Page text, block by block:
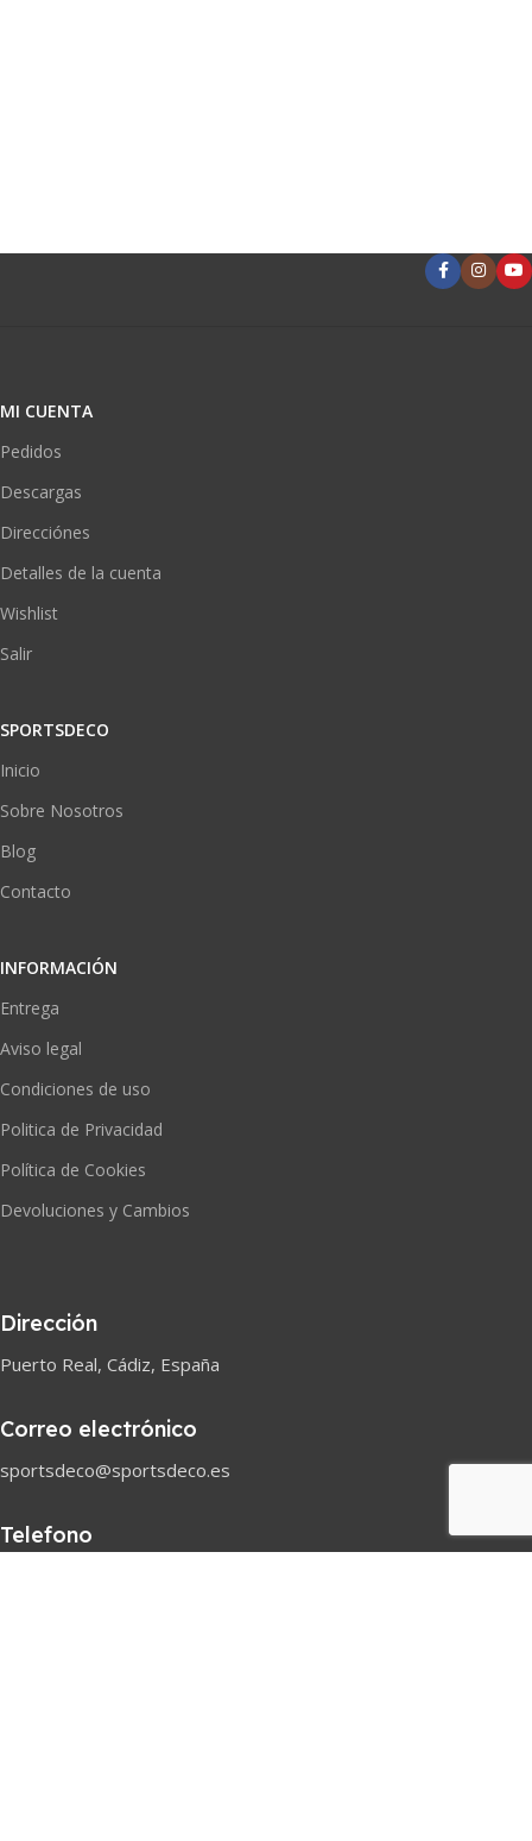
MI CUENTA
Pedidos
Descargas
Direcciónes
Detalles de la cuenta
Wishlist
Salir
SPORTSDECO
Inicio
Sobre Nosotros
Blog
Contacto
INFORMACIÓN
Entrega
Aviso legal
Condiciones de uso
Politica de Privacidad
Política de Cookies
Devoluciones y Cambios
Dirección
Puerto Real, Cádiz, España
Correo electrónico
sportsdeco@sportsdeco.es
Telefono